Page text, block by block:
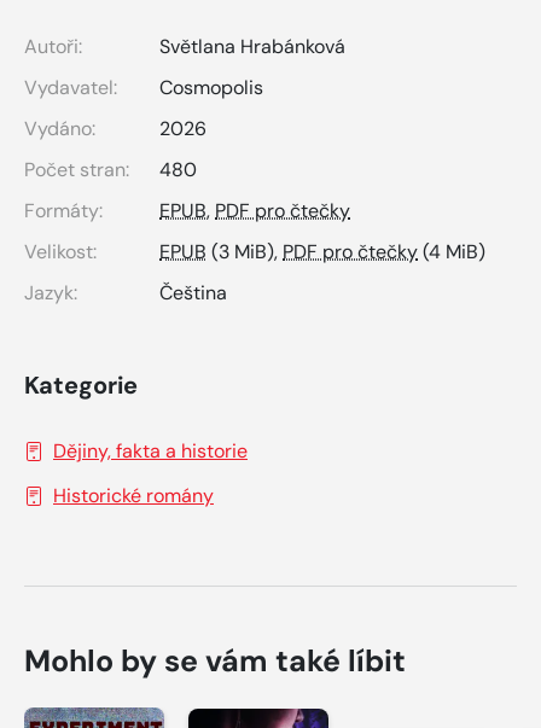
Autoři:
Světlana Hrabánková
Vydavatel:
Cosmopolis
Vydáno:
2026
Počet stran:
480
Formáty:
EPUB, PDF pro čtečky
Velikost:
EPUB (3 MiB), PDF pro čtečky(4 MiB)
Jazyk:
Čeština
Kategorie
Dějiny, fakta a historie
Historické romány
Mohlo by se vám také líbit